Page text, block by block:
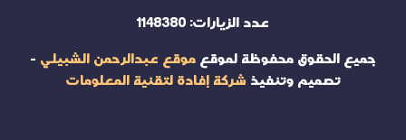
عدد الزيارات: 1148380
جميع الحقوق محفوظة لموقعموقع عبدالرحمن الشبيلي -
تصميم وتنفيذ شركة إفادة لتقنية المعلومات